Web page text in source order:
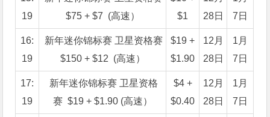
19
$75 + $7 (高速）
$1
28日
7日
16:
19
新年迷你锦标赛 卫星资格赛
$150 + $12 (高速）
$19 +
$1.90
12月
28日
1月
7日
17:
19
新年迷你锦标赛 卫星资格
赛 $19 + $1.90 (高速）
$4 +
$0.40
12月
28日
1月
7日